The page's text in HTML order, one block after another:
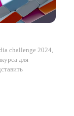
challenge 2024,
для